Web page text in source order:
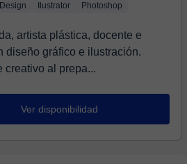
Ilustrator Photoshop
artista plástica, docente e
creativo al prepa...
Ver disponibilidad